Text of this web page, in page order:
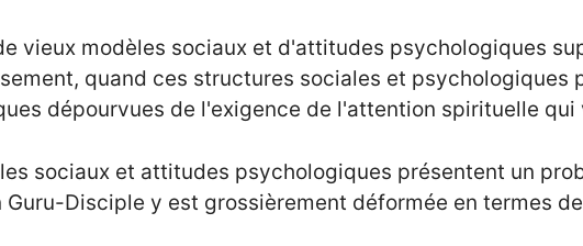
vieux modèles sociaux et d'attitudes psychologiques
quand ces structures sociales et
dépourvues de l'exigence de l'attention spirituelle
sociaux et attitudes psychologiques présentent un
Guru-Disciple y est grossièrement déformée en termes